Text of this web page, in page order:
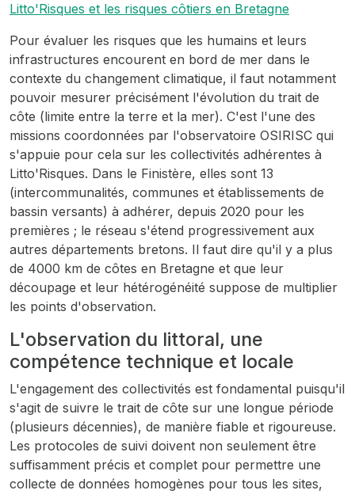
Litto'Risques et les risques côtiers en Bretagne
Pour évaluer les risques que les humains et leurs
infrastructures encourent en bord de mer dans le
contexte du changement climatique, il faut notamment
pouvoir mesurer précisément l'évolution du trait de
côte (limite entre la terre et la mer). C'est l'une des
missions coordonnées par l'observatoire OSIRISC qui
s'appuie pour cela sur les collectivités adhérentes à
Litto'Risques. Dans le Finistère, elles sont 13
(intercommunalités, communes et établissements de
bassin versants) à adhérer, depuis 2020 pour les
premières ; le réseau s'étend progressivement aux
autres départements bretons. Il faut dire qu'il y a plus
de 4000 km de côtes en Bretagne et que leur
découpage et leur hétérogénéité suppose de multiplier
les points d'observation.
L'observation du littoral, une
compétence technique et locale
L'engagement des collectivités est fondamental puisqu'il
s'agit de suivre le trait de côte sur une longue période
(plusieurs décennies), de manière fiable et rigoureuse.
Les protocoles de suivi doivent non seulement être
suffisamment précis et complet pour permettre une
collecte de données homogènes pour tous les sites,